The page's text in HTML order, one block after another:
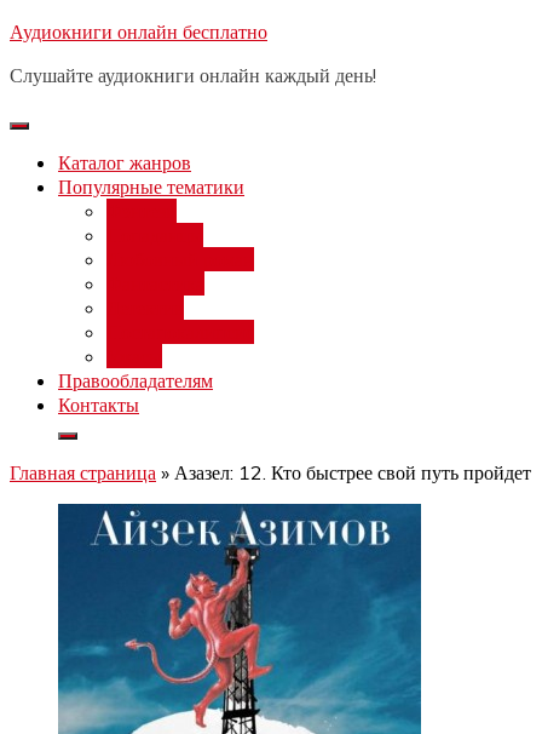
Перейти
содержимому
Аудиокниги онлайн бесплатно
Слушайте аудиокниги онлайн каждый день!
Каталог жанров
Популярные тематики
Правообладателям
Контакты
Главная страница » Азазел: 12. Кто быстрее свой путь пройдет
Бесплатный вебинар: заработок
день